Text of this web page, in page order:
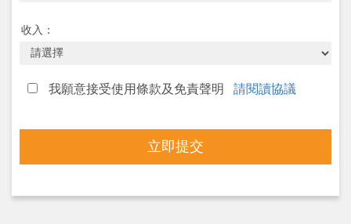
收入：
我願意接受使用條款及免責聲明 請閱讀協議